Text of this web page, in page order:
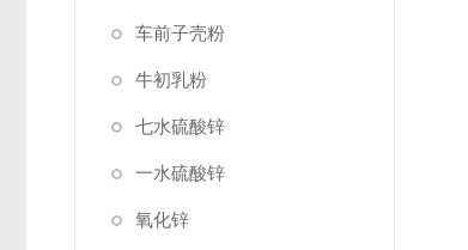
车前子壳粉
牛初乳粉
七水硫酸锌
一水硫酸锌
氧化锌